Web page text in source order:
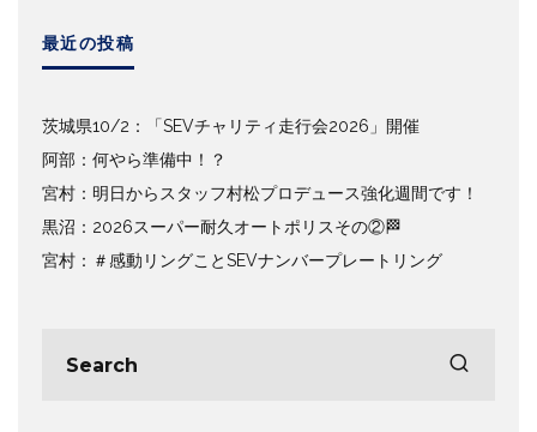
最近の投稿
茨城県10/2：「SEVチャリティ走行会2026」開催
阿部：何やら準備中！？
宮村：明日からスタッフ村松プロデュース強化週間です！
黒沼：2026スーパー耐久オートポリスその②🏁
宮村：＃感動リングことSEVナンバープレートリング